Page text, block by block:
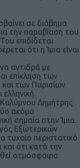
σε διάβημα
την παραβίαση του
επιδίδεται
ότι η Ίμια είναι
αντιδρά με
επίκληση των
των Παρισίων
Δημήτρης
ακόμα
σημαία στην Ίμια.
Εξωτερικών
τυχαίο περιστατικό
και ότι κατά την
ατμόσφαιρα